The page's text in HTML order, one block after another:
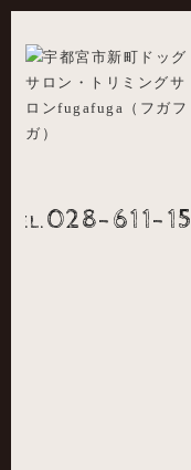
TEL. 028-611-